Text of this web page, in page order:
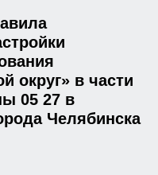
округ» в части
05 27 в
Челябинска